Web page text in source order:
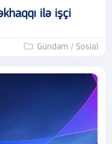
ilə işçi
Gündəm / Sosial